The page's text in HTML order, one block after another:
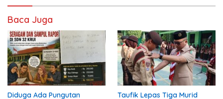
Baca Juga
Diduga Ada Pungutan
Taufik Lepas Tiga Murid